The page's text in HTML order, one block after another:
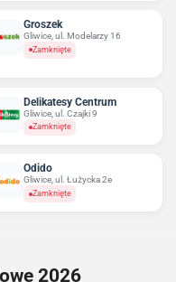
Groszek
Gliwice, ul. Modelarzy 16
Zamknięte
Delikatesy Centrum
Gliwice, ul. Czajki 9
Zamknięte
Odido
Gliwice, ul. Łużycka 2e
Zamknięte
2026